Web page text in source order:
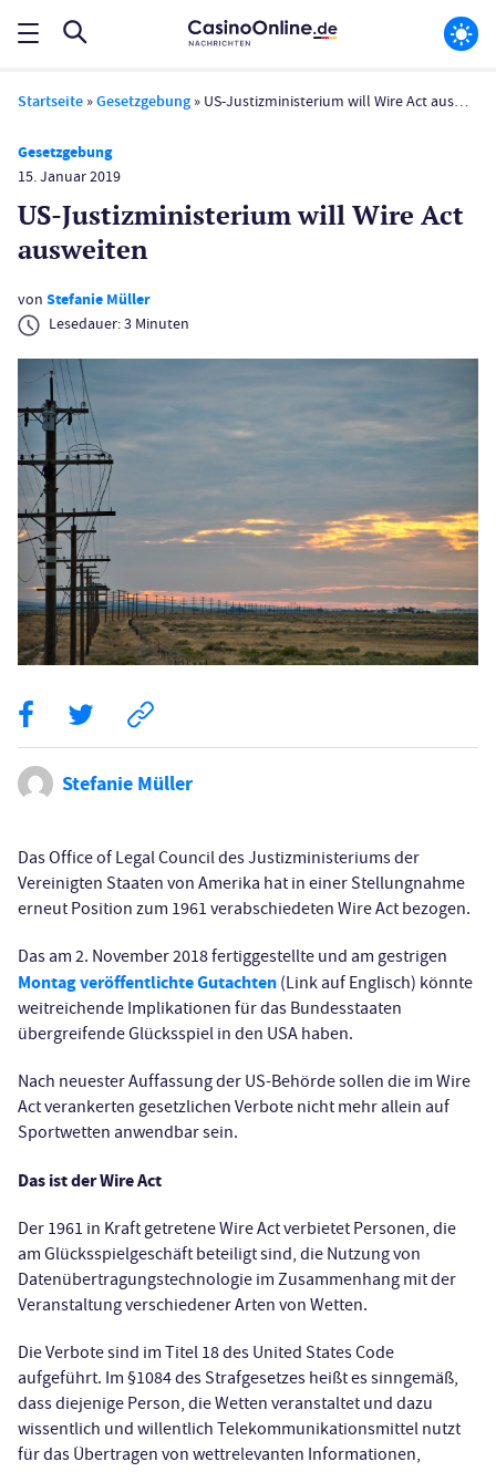
Startseite »Gesetzgebung » US-Justizministerium will Wire Act ausweiten
Gesetzgebung
15. Januar 2019
US-Justizministerium will Wire Act
ausweiten
von Stefanie Müller
Lesedauer:3 Minuten
Stefanie Müller
Das Office of Legal Council des Justizministeriums der
Vereinigten Staaten von Amerika hat in einer Stellungnahme
erneut Position zum 1961 verabschiedeten Wire Act bezogen.
Das am 2. November 2018 fertiggestellte und am gestrigen
Montag veröffentlichte Gutachten (Link auf Englisch) könnte
weitreichende Implikationen für das Bundesstaaten
übergreifende Glücksspiel in den USA haben.
Nach neuester Auffassung der US-Behörde sollen die im Wire
Act verankerten gesetzlichen Verbote nicht mehr allein auf
Sportwetten anwendbar sein.
Das ist der Wire Act
Der 1961 in Kraft getretene Wire Act verbietet Personen, die
am Glücksspielgeschäft beteiligt sind, die Nutzung von
Datenübertragungstechnologie im Zusammenhang mit der
Veranstaltung verschiedener Arten von Wetten.
Die Verbote sind im Titel 18 des United States Code
aufgeführt. Im §1084 des Strafgesetzes heißt es sinngemäß,
dass diejenige Person, die Wetten veranstaltet und dazu
wissentlich und willentlich Telekommunikationsmittel nutzt
für das Übertragen von wettrelevanten Informationen,